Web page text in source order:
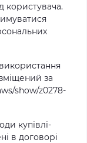
користувача.
за
show/z0278-
купівлі-
в договорі